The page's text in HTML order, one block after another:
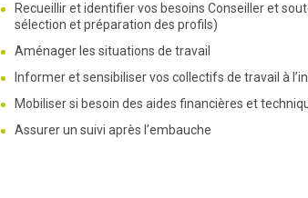
Recueillir et identifier vos besoins Conseiller et
sélection et préparation des profils)
Aménager les situations de travail
Informer et sensibiliser vos collectifs de travail à
Mobiliser si besoin des aides financières et
Assurer un suivi après l’embauche